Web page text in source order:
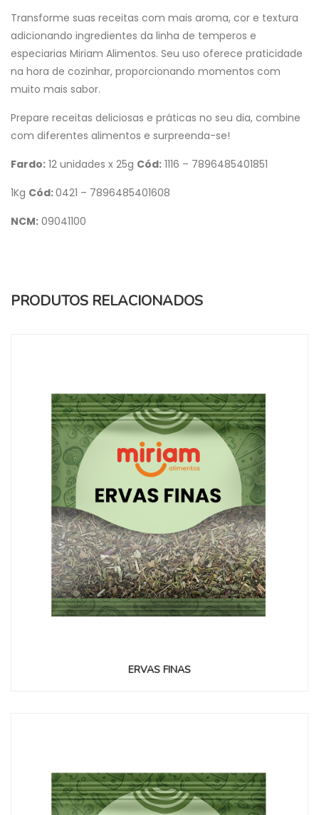
Transforme suas receitas com mais aroma, cor e textura
adicionando ingredientes da linha de temperos e
especiarias Miriam Alimentos. Seu uso oferece praticidade
na hora de cozinhar, proporcionando momentos com
muito mais sabor.
Prepare receitas deliciosas e práticas no seu dia, combine
com diferentes alimentos e surpreenda-se!
Fardo: 12 unidades x 25g Cód: 1116 – 7896485401851
1Kg Cód:0421 – 7896485401608
NCM: 09041100
PRODUTOS RELACIONADOS
ERVAS FINAS